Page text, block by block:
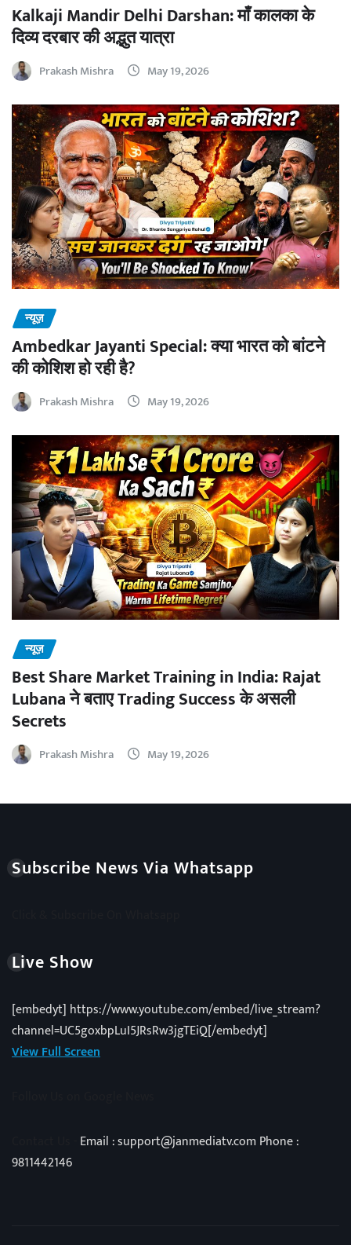
Kalkaji Mandir Delhi Darshan: माँ कालका के
दिव्य दरबार की अद्भुत यात्रा
Prakash Mishra May 19, 2026
न्यूज़
Ambedkar Jayanti Special: क्या भारत को बांटने
की कोशिश हो रही है?
Prakash Mishra May 19, 2026
न्यूज़
Best Share Market Training in India: Rajat
Lubana ने बताए Trading Success के असली
Secrets
Prakash Mishra May 19, 2026
Subscribe News Via Whatsapp
Live Show
[embedyt] https://www.youtube.com/embed/live_stream?
channel=UC5goxbpLuI5JRsRw3jgTEiQ[/embedyt]
View Full Screen
Email : support@janmediatv.com Phone :
9811442146